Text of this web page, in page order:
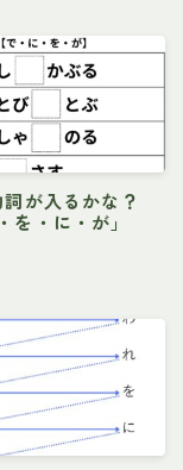
が入るかな？
を・に・が」